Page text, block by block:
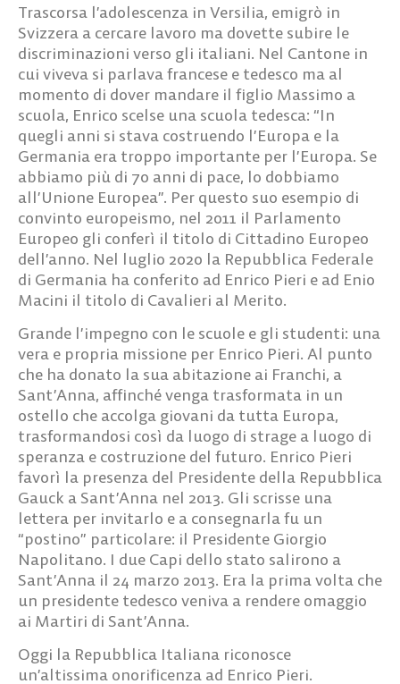
Trascorsa l’adolescenza in Versilia, emigrò in
Svizzera a cercare lavoro ma dovette subire le
discriminazioni verso gli italiani. Nel Cantone in
cui viveva si parlava francese e tedesco ma al
momento di dover mandare il figlio Massimo a
scuola, Enrico scelse una scuola tedesca: “In
quegli anni si stava costruendo l’Europa e la
Germania era troppo importante per l’Europa. Se
abbiamo più di 70 anni di pace, lo dobbiamo
all’Unione Europea”. Per questo suo esempio di
convinto europeismo, nel 2011 il Parlamento
Europeo gli conferì il titolo di Cittadino Europeo
dell’anno. Nel luglio 2020 la Repubblica Federale
di Germania ha conferito ad Enrico Pieri e ad Enio
Macini il titolo di Cavalieri al Merito.
Grande l’impegno con le scuole e gli studenti: una
vera e propria missione per Enrico Pieri. Al punto
che ha donato la sua abitazione ai Franchi, a
Sant’Anna, affinché venga trasformata in un
ostello che accolga giovani da tutta Europa,
trasformandosi così da luogo di strage a luogo di
speranza e costruzione del futuro. Enrico Pieri
favorì la presenza del Presidente della Repubblica
Gauck a Sant’Anna nel 2013. Gli scrisse una
lettera per invitarlo e a consegnarla fu un
“postino” particolare: il Presidente Giorgio
Napolitano. I due Capi dello stato salirono a
Sant’Anna il 24 marzo 2013. Era la prima volta che
un presidente tedesco veniva a rendere omaggio
ai Martiri di Sant’Anna.
Oggi la Repubblica Italiana riconosce
un’altissima onorificenza ad Enrico Pieri.